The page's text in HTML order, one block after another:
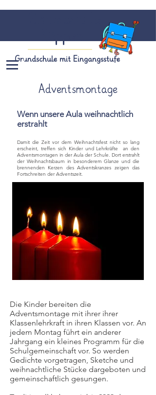
Köppern
Grundschule mit Eingangsstufe
Adventsmontage
Wenn unsere Aula weihnachtlich
erstrahlt
Damit die Zeit vor dem Weihnachtsfest nicht so lang
erscheint, treffen sich Kinder und Lehrkräfte an den
Adventsmontagen in der Aula der Schule. Dort erstrahlt
der Weihnachtsbaum in besonderem Glanze und die
brennenden Kerzen des Adventskranzes zeigen das
Fortschreiten der Adventszeit.
Die Kinder bereiten die
Adventsmontage mit ihrer ihrer
Klassenlehrkraft in ihren Klassen vor. An
jedem Montag führt ein anderer
Jahrgang ein kleines Programm für die
Schulgemeinschaft vor. So werden
Gedichte vorgetragen, Sketche und
weihnachtliche Stücke dargeboten und
gemeinschaftlich gesungen.